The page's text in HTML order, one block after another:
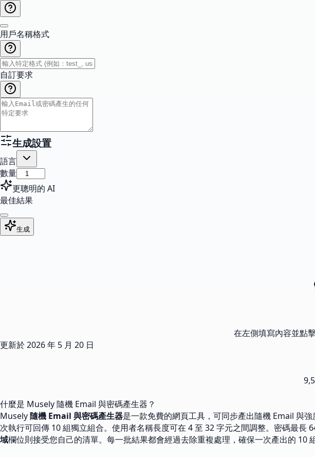
用戶名稱格式
自訂要求
生成設置
語言
數量
更聰明的 AI
最佳結果
生成
在左側填寫內容並點
更新於2026 年 5 月 20 日
什麼是 Musely 隨機 Email 與密碼產生器？
Musely隨機 Email 與密碼產生器是一款免費的網頁工具，可同步產出隨機 Email 與
次執行可回傳 10 組獨立組合。使用者名稱長度可在 4 至 32 字元之間調整。密碼最長
域欄位則接受您自己的清單。每一批結果都會經過去除重複處理，確保一次產出的 10